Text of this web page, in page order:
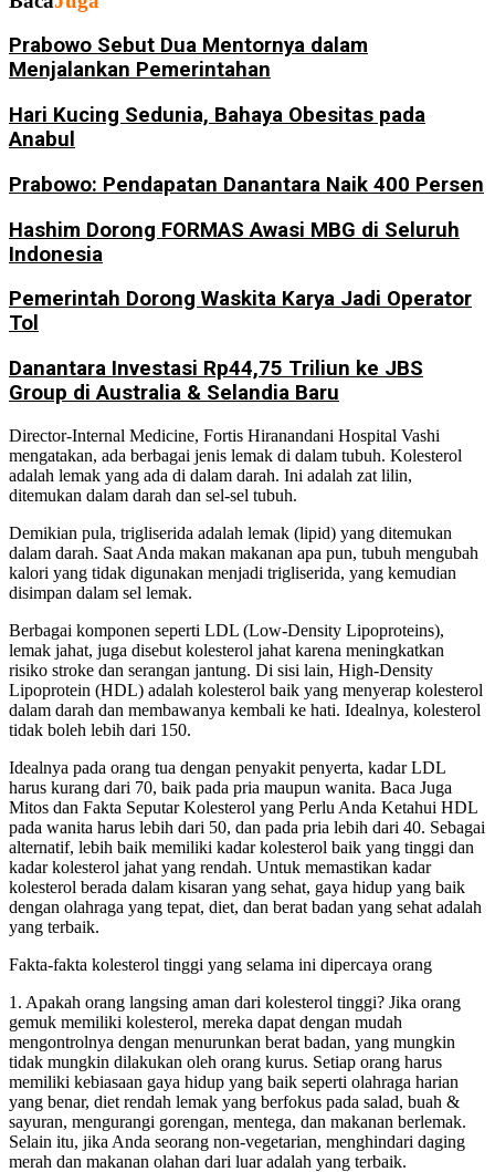
Prabowo Sebut Dua Mentornya dalam
Menjalankan Pemerintahan
Hari Kucing Sedunia, Bahaya Obesitas pada
Anabul
Prabowo: Pendapatan Danantara Naik 400 Persen
Hashim Dorong FORMAS Awasi MBG di Seluruh
Indonesia
Pemerintah Dorong Waskita Karya Jadi Operator
Tol
Danantara Investasi Rp44,75 Triliun ke JBS
Group di Australia & Selandia Baru
Director-Internal Medicine, Fortis Hiranandani Hospital Vashi
mengatakan, ada berbagai jenis lemak di dalam tubuh. Kolesterol
adalah lemak yang ada di dalam darah. Ini adalah zat lilin,
ditemukan dalam darah dan sel-sel tubuh.
Demikian pula, trigliserida adalah lemak (lipid) yang ditemukan
dalam darah. Saat Anda makan makanan apa pun, tubuh mengubah
kalori yang tidak digunakan menjadi trigliserida, yang kemudian
disimpan dalam sel lemak.
Berbagai komponen seperti LDL (Low-Density Lipoproteins),
lemak jahat, juga disebut kolesterol jahat karena meningkatkan
risiko stroke dan serangan jantung. Di sisi lain, High-Density
Lipoprotein (HDL) adalah kolesterol baik yang menyerap kolesterol
dalam darah dan membawanya kembali ke hati. Idealnya, kolesterol
tidak boleh lebih dari 150.
Idealnya pada orang tua dengan penyakit penyerta, kadar LDL
harus kurang dari 70, baik pada pria maupun wanita. Baca Juga
Mitos dan Fakta Seputar Kolesterol yang Perlu Anda Ketahui HDL
pada wanita harus lebih dari 50, dan pada pria lebih dari 40. Sebagai
alternatif, lebih baik memiliki kadar kolesterol baik yang tinggi dan
kadar kolesterol jahat yang rendah. Untuk memastikan kadar
kolesterol berada dalam kisaran yang sehat, gaya hidup yang baik
dengan olahraga yang tepat, diet, dan berat badan yang sehat adalah
yang terbaik.
Fakta-fakta kolesterol tinggi yang selama ini dipercaya orang
1. Apakah orang langsing aman dari kolesterol tinggi? Jika orang
gemuk memiliki kolesterol, mereka dapat dengan mudah
mengontrolnya dengan menurunkan berat badan, yang mungkin
tidak mungkin dilakukan oleh orang kurus. Setiap orang harus
memiliki kebiasaan gaya hidup yang baik seperti olahraga harian
yang benar, diet rendah lemak yang berfokus pada salad, buah &
sayuran, mengurangi gorengan, mentega, dan makanan berlemak.
Selain itu, jika Anda seorang non-vegetarian, menghindari daging
merah dan makanan olahan dari luar adalah yang terbaik.